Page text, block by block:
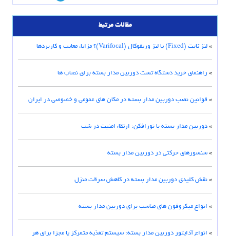
مقالات مرتبط
» لنز ثابت (Fixed) یا لنز وریفوکال (Varifocal)؟ مزایا، معایب و کاربردها
» راهنمای خرید دستگاه تست دوربین مدار بسته برای نصاب ها
» قوانین نصب دوربین مدار بسته در مکان های عمومی و خصوصی در ایران
» دوربین مدار بسته با نورافکن: ارتقاء امنیت در شب
» سنسورهای حرکتی در دوربین مدار بسته
» نقش کلیدی دوربین مدار بسته در کاهش سرقت منزل
» انواع میکروفون های مناسب برای دوربین مدار بسته
» انواع آداپتور دوربین مدار بسته: سیستم تغذیه متمرکز یا مجزا برای هر